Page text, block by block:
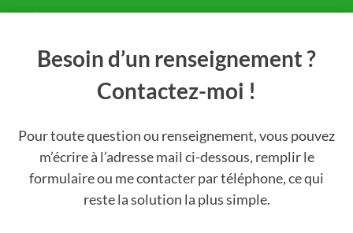
Besoin d’un renseignement ?
Contactez-moi !
Pour toute question ou renseignement, vous pouvez
m’écrire à l’adresse mail ci-dessous, remplir le
formulaire ou me contacter par téléphone, ce qui
reste la solution la plus simple.